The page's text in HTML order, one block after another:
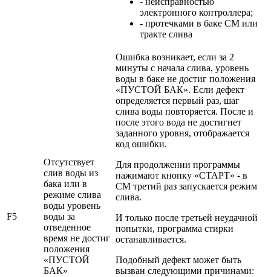
электронного контроллера;
- протечками в баке СМ или
тракте слива
F5
Отсутствует
слив воды из
бака или в
режиме слива
воды уровень
воды за
отведенное
время не достиг
положения
«ПУСТОЙ
БАК»
Ошибка возникает, если за 2
минуты с начала слива, уровень
воды в баке не достиг положения
«ПУСТОЙ БАК». Если дефект
определяется первый раз, шаг
слива воды повторяется. После и
после этого вода не достигнет
заданного уровня, отображается
код ошибки.
Для продолжении программы
нажимают кнопку «СТАРТ» - в
СМ третий раз запускается режим
слива.
И только после третьей неудачной
попытки, программа стирки
останавливается.
Подобный дефект может быть
вызван следующими причинами: